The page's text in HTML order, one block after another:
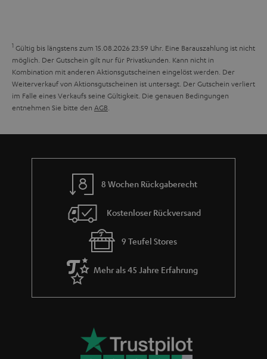
e
m
e
1 Gültig bis längstens zum 15.08.2026 23:59 Uhr. Eine Barauszahlung ist nicht
möglich. Der Gutschein gilt nur für Privatkunden. Kann nicht in
Kombination mit anderen Aktionsgutscheinen eingelöst werden. Der
Weiterverkauf von Aktionsgutscheinen ist untersagt. Der Gutschein verliert
im Falle eines Verkaufs seine Gültigkeit. Die genauen Bedingungen
entnehmen Sie bitte den AGB
8 Wochen Rückgaberecht
Kostenloser Rückversand
9 Teufel Stores
Mehr als 45 Jahre Erfahrung